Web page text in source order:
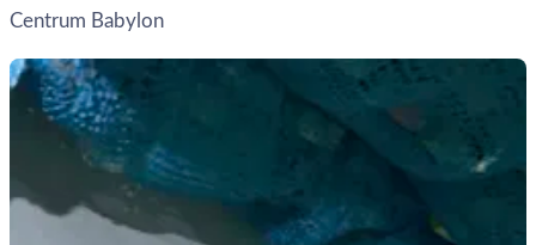
Centrum Babylon